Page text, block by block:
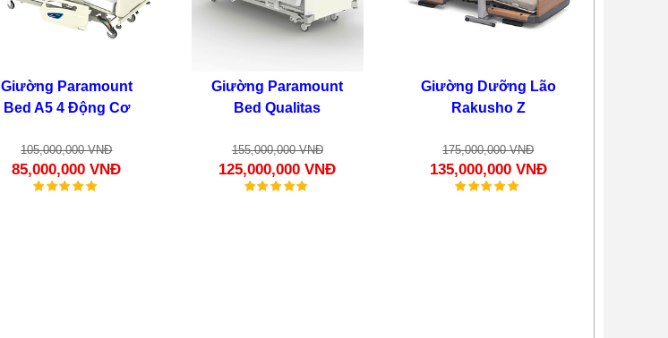
Giường Paramount
Bed A5 4 Động Cơ
105,000,000 VNĐ
85,000,000 VNĐ
Giường Paramount
Bed Qualitas
155,000,000 VNĐ
125,000,000 VNĐ
Giường Dưỡng Lão
Rakusho Z
175,000,000 VNĐ
135,000,000 VNĐ